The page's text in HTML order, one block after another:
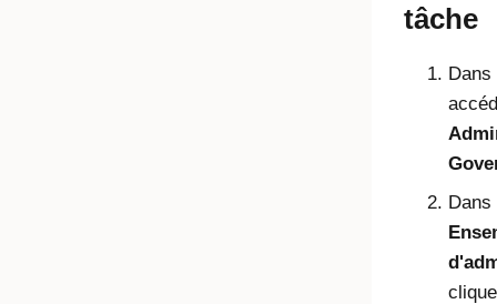
tâche
Dans
Dans